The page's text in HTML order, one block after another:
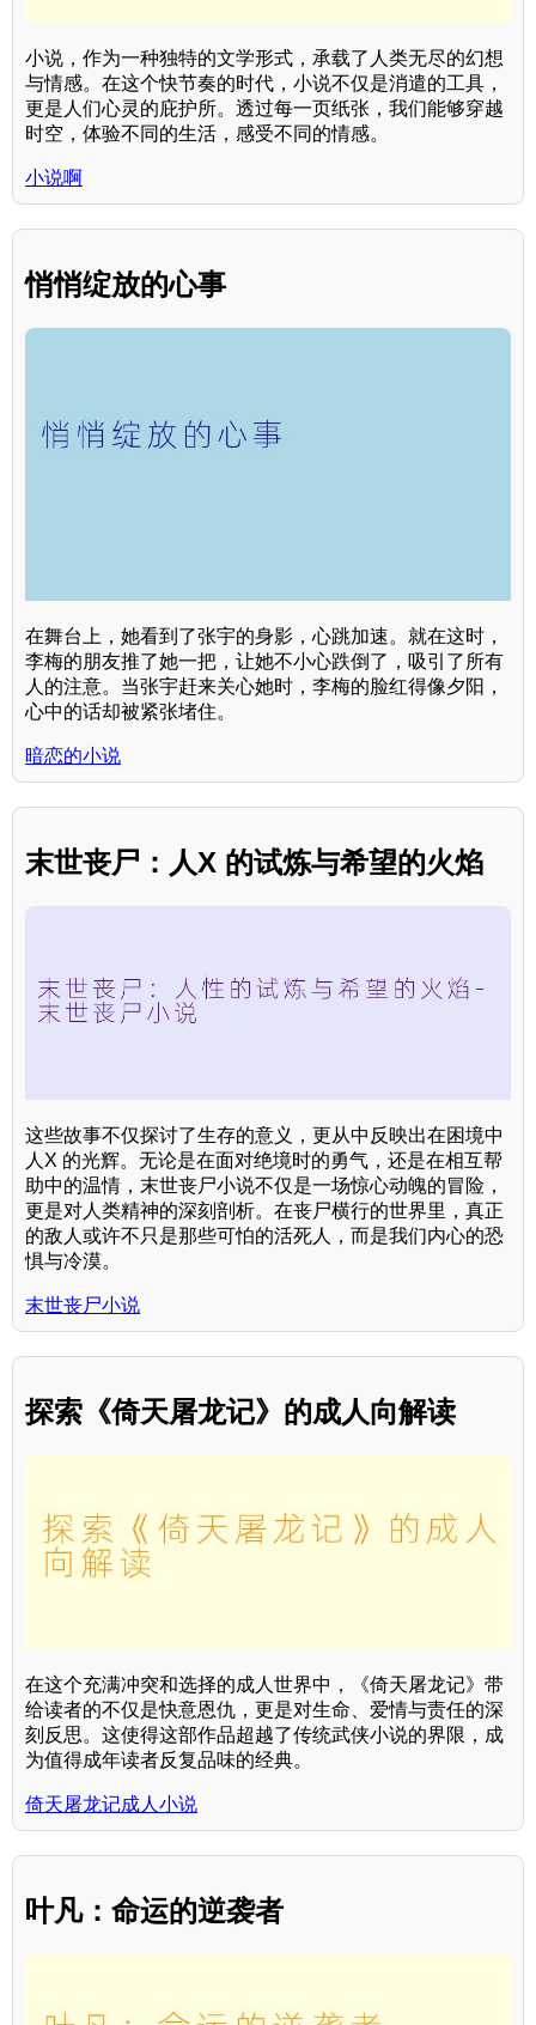
小说，作为一种独特的文学形式，承载了人类无尽的幻想
与情感。在这个快节奏的时代，小说不仅是消遣的工具，
更是人们心灵的庇护所。透过每一页纸张，我们能够穿越
时空，体验不同的生活，感受不同的情感。
小说啊
悄悄绽放的心事
在舞台上，她看到了张宇的身影，心跳加速。就在这时，
李梅的朋友推了她一把，让她不小心跌倒了，吸引了所有
人的注意。当张宇赶来关心她时，李梅的脸红得像夕阳，
心中的话却被紧张堵住。
暗恋的小说
末世丧尸：人X 的试炼与希望的火焰
这些故事不仅探讨了生存的意义，更从中反映出在困境中
人X 的光辉。无论是在面对绝境时的勇气，还是在相互帮
助中的温情，末世丧尸小说不仅是一场惊心动魄的冒险，
更是对人类精神的深刻剖析。在丧尸横行的世界里，真正
的敌人或许不只是那些可怕的活死人，而是我们内心的恐
惧与冷漠。
末世丧尸小说
探索《倚天屠龙记》的成人向解读
在这个充满冲突和选择的成人世界中，《倚天屠龙记》带
给读者的不仅是快意恩仇，更是对生命、爱情与责任的深
刻反思。这使得这部作品超越了传统武侠小说的界限，成
为值得成年读者反复品味的经典。
倚天屠龙记成人小说
叶凡：命运的逆袭者